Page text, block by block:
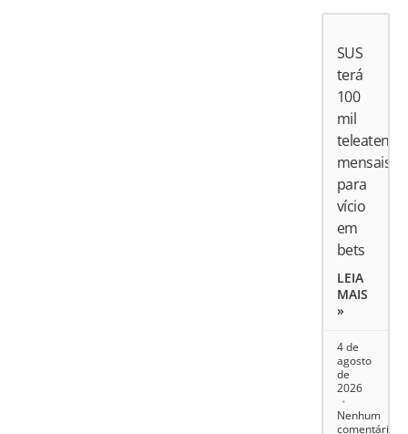
SUS
terá
100
mil
mensais
para
vício
em
bets
LEIA
MAIS
»
4 de
agosto
de
2026
Nenhum
comentário